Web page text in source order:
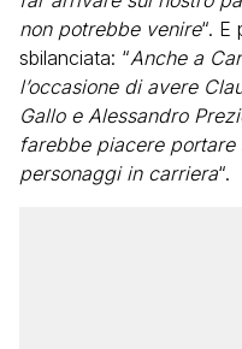
non potrebbe venire“. E
sbilanciata: “Anche a
l’occasione di avere
Gallo e Alessandro
farebbe piacere portare
personaggi in carriera“.